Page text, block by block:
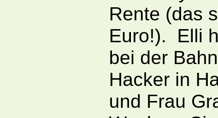
Rente (das
Euro!). Elli
bei der
Hacker in
und Frau